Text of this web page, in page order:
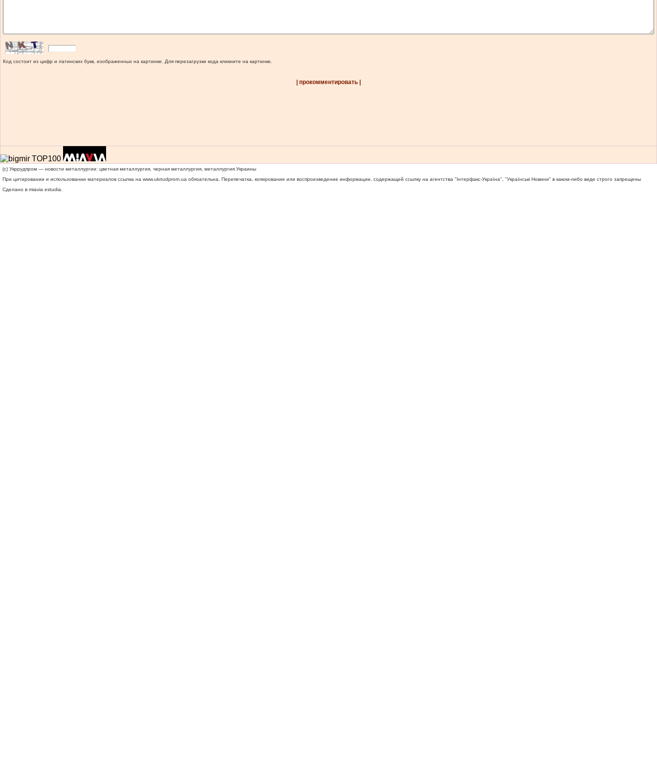
Код состоит из цифр и латинских букв, изображенных на картинке. Для перезагрузки кода кликните на картинке.
| прокомментировать |
(c) Укррудпром — новости металлургии: цветная металлургия, черная металлургия, металлургия Украины
При цитировании и использовании материалов ссылка на www.ukrrudprom.ua обязательна. Перепечатка, копирование или воспроизведение информации, содержащей ссылку на агентства "Iнтерфакс-Україна", "Українськi Новини" в каком-либо виде строго запрещены
Сделано в miavia estudia.